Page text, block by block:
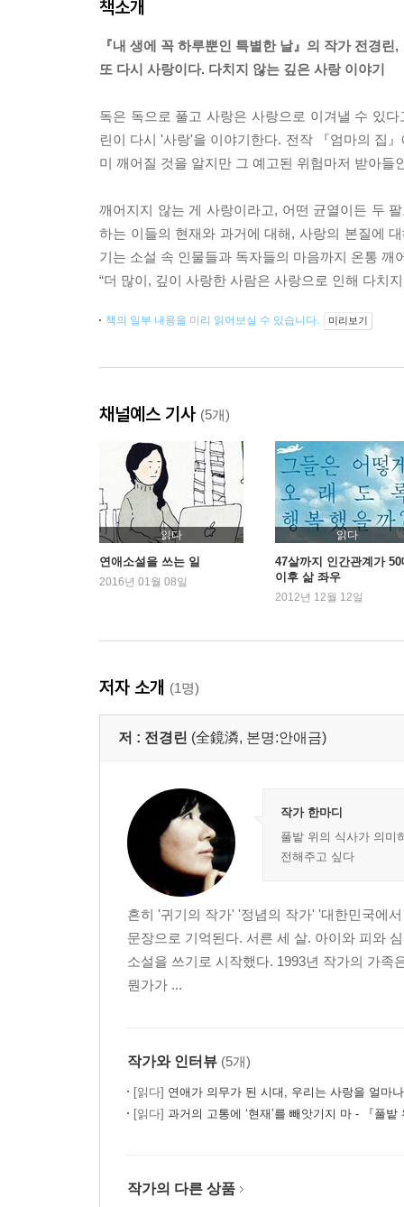
책소개
『내 생에 꼭 하루뿐인 특별한 날』의 작가 전경린,
또 다시 사랑이다. 다치지 않는 깊은 사랑 이야기
독은 독으로 풀고 사랑은 사랑으로 이겨낼 수 있
린이 다시 '사랑'을 이야기한다. 전작 『엄마의 집
미 깨어질 것을 알지만 그 예고된 위험마저 받아들
깨어지지 않는 게 사랑이라고, 어떤 균열이든 두
하는 이들의 현재와 과거에 대해, 사랑의 본질에
기는 소설 속 인물들과 독자들의 마음까지 온통
“더 많이, 깊이 사랑한 사람은 사랑으로 인해 다치지
책의 일부 내용을 미리 읽어보실 수 있습니다. 미리보기
채널예스 기사 (5개)
읽다
연애소설을 쓰는 일
2016년 01월 08일
읽다
47살까지 인간관계가 50
이후 삶 좌우
2012년 12월 12일
저자 소개 (1명)
저 : 전경린 (全鏡潾, 본명:안애금)
작가 한마디
풀밭 위의 식사가 의미
전해주고 싶다
흔히 '귀기의 작가' '정념의 작가' '대한민국에
문장으로 기억된다. 서른 세 살. 아이와 피와
소설을 쓰기로 시작했다. 1993년 작가의 가
뭔가가 ...
작가와 인터뷰 (5개)
[읽다] 연애가 의무가 된 시대, 우리는 사랑을 얼마
[읽다] 과거의 고통에 ‘현재’를 빼앗기지 마 - 『풀
작가의 다른 상품